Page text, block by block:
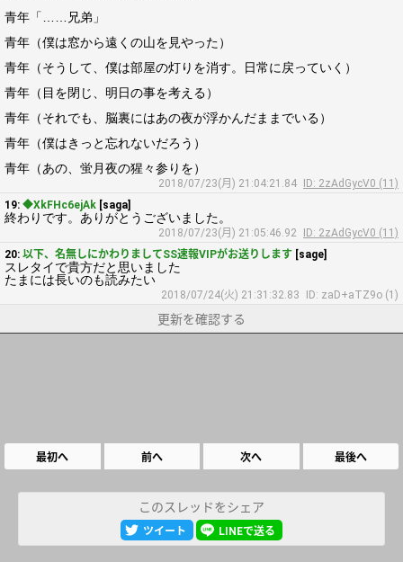
青年「……兄弟」
青年（僕は窓から遠くの山を見やった）
青年（そうして、僕は部屋の灯りを消す。日常に戻っていく）
青年（目を閉じ、明日の事を考える）
青年（それでも、脳裏にはあの夜が浮かんだままでいる）
青年（僕はきっと忘れないだろう）
青年（あの、蛍月夜の猩々参りを）
2018/07/23(月) 21:04:21.84
ID: 2zAdGycV0 (11)
19: ◆XkFHc6ejAk [saga]
終わりです。ありがとうございました。
2018/07/23(月) 21:05:46.92
ID: 2zAdGycV0 (11)
20: 以下、名無しにかわりましてSS速報VIPがお送りします [sage]
スレタイで貴方だと思いました
たまには長いのも読みたい
2018/07/24(火) 21:31:32.83 ID: zaD+aTZ9o (1)
更新を確認する
最初へ 前へ 次へ 最後へ
このスレッドをシェア
ツイート LINEで送る